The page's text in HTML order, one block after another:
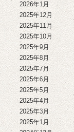
2026年1月
2025年12月
2025年11月
2025年10月
2025年9月
2025年8月
2025年7月
2025年6月
2025年5月
2025年4月
2025年3月
2025年1月